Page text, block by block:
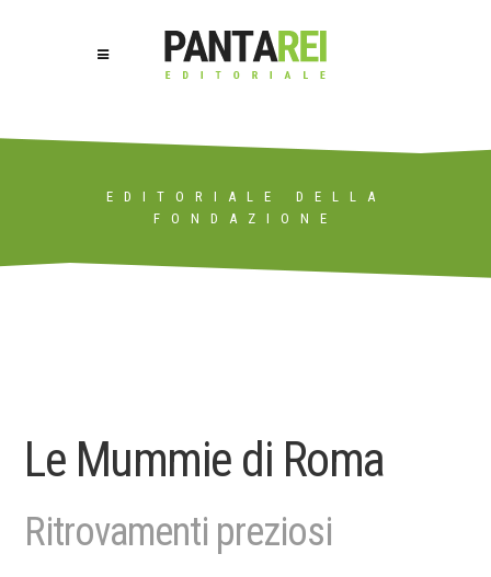
EDITORIALE DELLA
FONDAZIONE
Le Mummie di Roma
Ritrovamenti preziosi